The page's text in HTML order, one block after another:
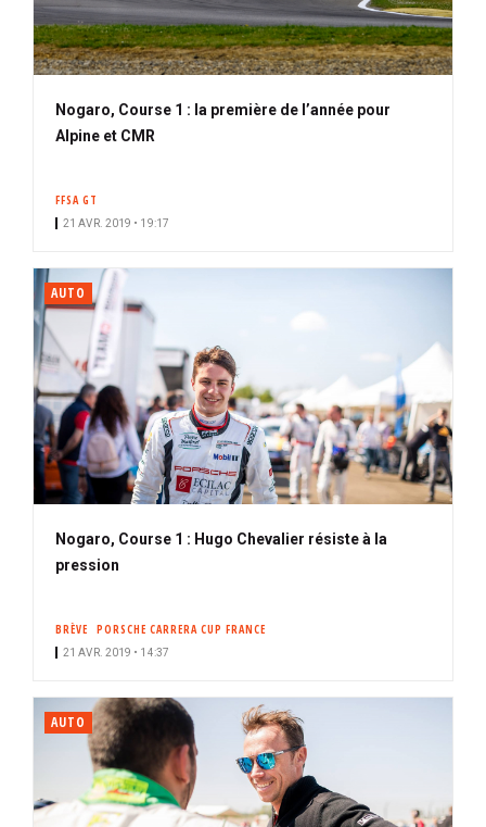
Nogaro, Course 1 : la première de l’année pour
Alpine et CMR
FFSA GT
21 AVR. 2019 • 19:17
AUTO
Nogaro, Course 1 : Hugo Chevalier résiste à la
pression
BRÈVE PORSCHE CARRERA CUP FRANCE
21 AVR. 2019 • 14:37
AUTO